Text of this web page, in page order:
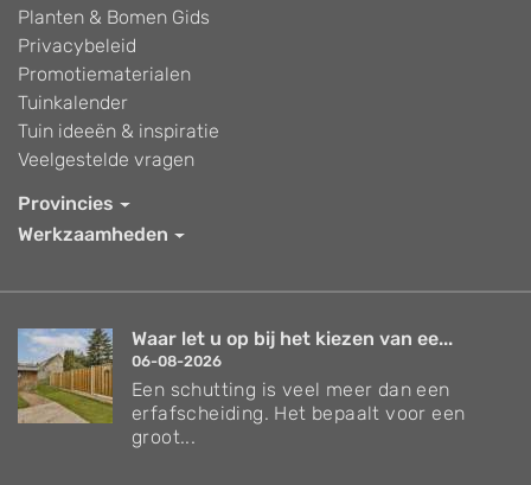
Planten & Bomen Gids
Privacybeleid
Promotiematerialen
Tuinkalender
Tuin ideeën & inspiratie
Veelgestelde vragen
Provincies
Werkzaamheden
Waar let u op bij het kiezen van ee...
06-08-2026
Een schutting is veel meer dan een
erfafscheiding. Het bepaalt voor een
groot...